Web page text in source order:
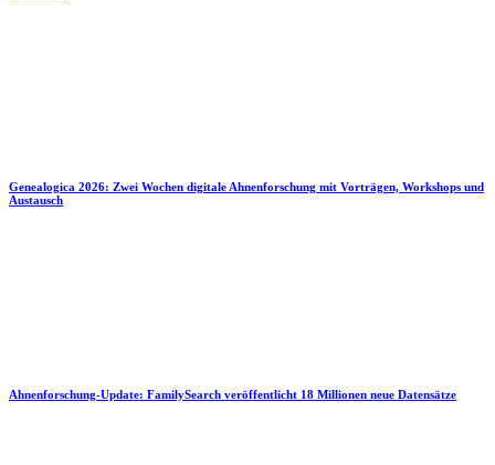
Genealogica 2026: Zwei Wochen digitale Ahnenforschung mit Vorträgen, Workshops und
Austausch
Ahnenforschung-Update: FamilySearch veröffentlicht 18 Millionen neue Datensätze